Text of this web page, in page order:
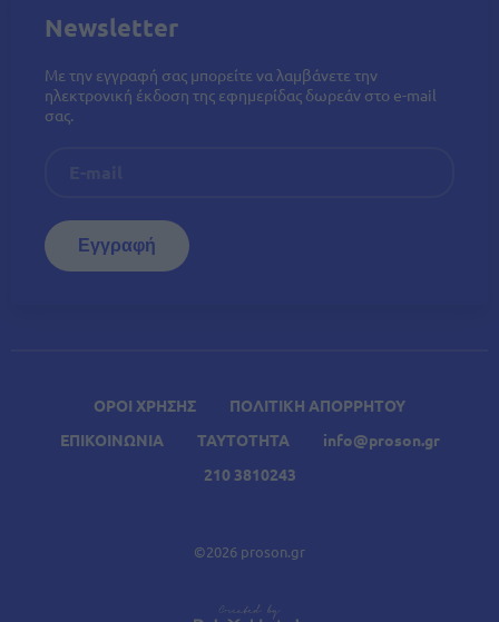
ΟΡΟΙ ΧΡΗΣΗΣ
ΠΟΛΙΤΙΚΗ ΑΠΟΡΡΗΤΟΥ
ΕΠΙΚΟΙΝΩΝΙΑ
ΤΑΥΤΟΤΗΤΑ
info@proson.gr
210 3810243
©2026 proson.gr
Newsletter
Με την εγγραφή σας μπορείτε να λαμβάνετε την
ηλεκτρονική έκδοση της εφημερίδας δωρεάν στο e-mail
σας.